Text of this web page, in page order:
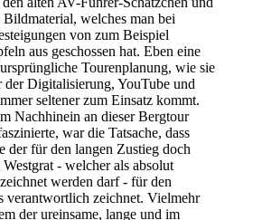
Bildmaterial, welches man bei
von zum Beispiel
aus geschossen hat. Eben eine
Tourenplanung, wie sie
der Digitalisierung, YouTube und
seltener zum Einsatz kommt.
Nachhinein an dieser Bergtour
war die Tatsache, dass
der für den langen Zustieg doch
- welcher als absolut
werden darf - für den
verantwortlich zeichnet. Vielmehr
der ureinsame, lange und im